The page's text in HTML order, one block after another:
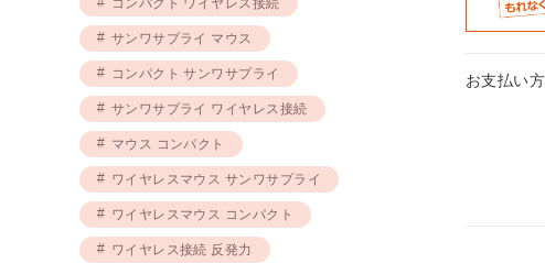
お支払い
サンワサプライ マウス
コンパクト サンワサプライ
サンワサプライ ワイヤレス接続
マウス コンパクト
ワイヤレスマウス サンワサプライ
ワイヤレスマウス コンパクト
ワイヤレス接続 反発力